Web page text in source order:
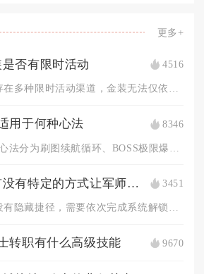
更多+
否有限时活动 4516
卧虎藏龙金装存在多种限时活动渠道，金装无法仅依靠日常稳定产出...
用于何种心法 8346
少年三国志有没有特定的方式让军师张角上阵 3451
转职有什么高级技能 9670